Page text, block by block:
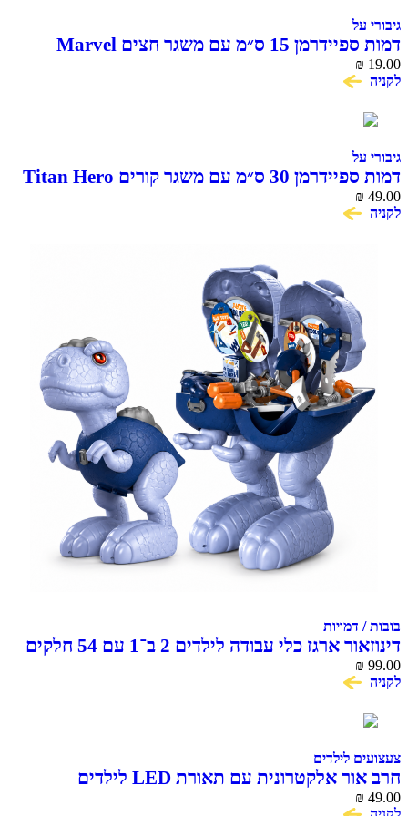
גיבורי על
דמות ספיידרמן 15 ס״מ עם משגר חצים Marvel
Hasbro
₪ 19.00
לקניה
גיבורי על
דמות ספיידרמן 30 ס״מ עם משגר קורים Titan Hero
Blast Gear Hasbro
₪ 49.00
לקניה
בובות / דמויות
דינוזאור ארגז כלי עבודה לילדים 2 ב־1 עם 54 חלקים
₪ 99.00
לקניה
צעצועים לילדים
חרב אור אלקטרונית עם תאורת LED לילדים
₪ 49.00